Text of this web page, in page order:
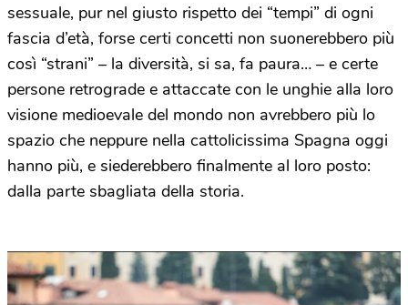
sessuale, pur nel giusto rispetto dei “tempi” di ogni
fascia d’età, forse certi concetti non suonerebbero più
così “strani” – la diversità, si sa, fa paura… – e certe
persone retrograde e attaccate con le unghie alla loro
visione medioevale del mondo non avrebbero più lo
spazio che neppure nella cattolicissima Spagna oggi
hanno più, e siederebbero finalmente al loro posto:
dalla parte sbagliata della storia.